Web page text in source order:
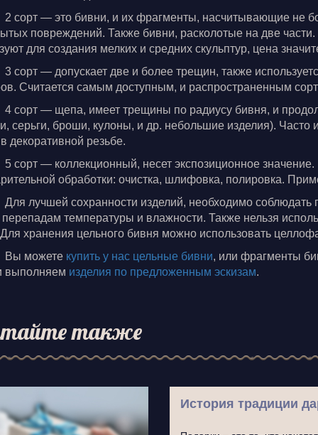
2 сорт — это бивни, и их фрагменты, насчитывающие не
повреждений. Также бивни, расколотые на две
для создания мелких и средних скульптур, цена
3 сорт — допускает две и более трещин, также
Считается самым доступным, и распространенным
4 сорт — щепа, имеет трещины по радиусу бивня, и
серьги, броши, кулоны, и др. небольшие изделия). Часто
декоративной резьбе.
5 сорт — коллекционный, несет экспозиционное
обработки: очистка, шлифовка, полировка.
Для лучшей сохранности изделий, необходимо соблюдать
температуры и влажности. Также нельзя
хранения цельного бивня можно использовать
Вы можете купить у нас цельные бивни, или фрагменты
выполняем изделия по предложенным эскизам.
также
История традиции